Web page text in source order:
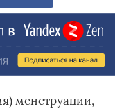
менструации,